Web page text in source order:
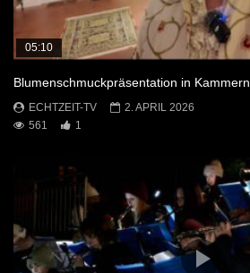
05:10
Blumenschmuckpräsentation in Kammern
ECHTZEIT-TV
2. APRIL 2026
561
1